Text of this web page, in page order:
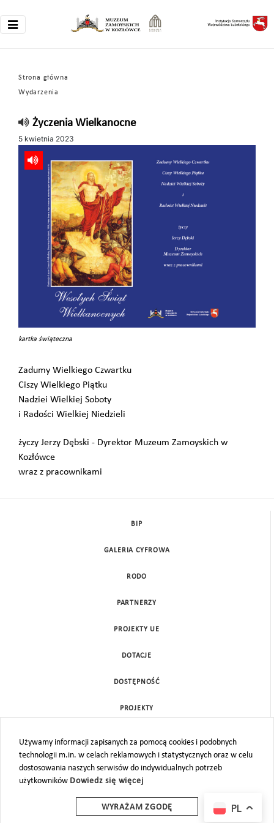
Strona główna
Wydarzenia
Życzenia Wielkanocne
5 kwietnia 2023
kartka świąteczna
Zadumy Wielkiego Czwartku
Ciszy Wielkiego Piątku
Nadziei Wielkiej Soboty
i Radości Wielkiej Niedzieli
życzy Jerzy Dębski - Dyrektor Muzeum Zamoyskich w
Kozłówce
wraz z pracownikami
Używamy informacji zapisanych za pomocą cookies i podobnych
technologii m.in. w celach reklamowych i statystycznych oraz w celu
dostosowania naszych serwisów do indywidualnych potrzeb
użytkowników Dowiedz się więcej
WYRAŻAM ZGODĘ
BIP
GALERIA CYFROWA
RODO
PARTNERZY
PROJEKTY UE
DOTACJE
DOSTĘPNOŚĆ
PROJEKTY
MAPA STRONY
PL